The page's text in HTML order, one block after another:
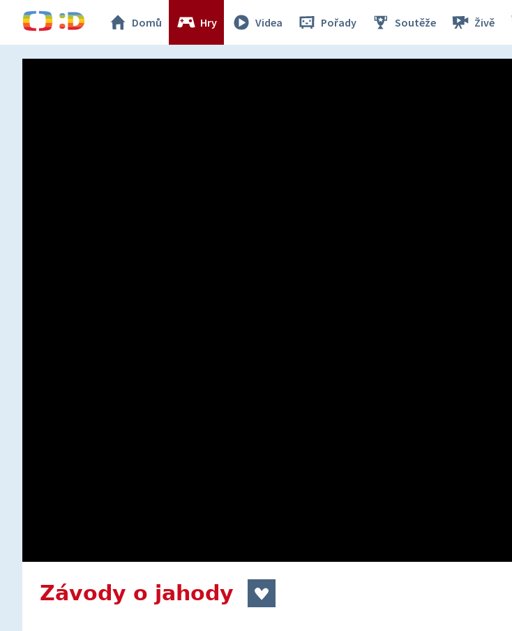
Domů Hry Videa Pořady Soutěže Živě
Závody o jahody